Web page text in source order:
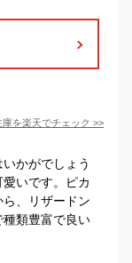
庫を楽天でチェック >>
かがでしょう
いです。ピカ
、リザードン
類豊富で良い